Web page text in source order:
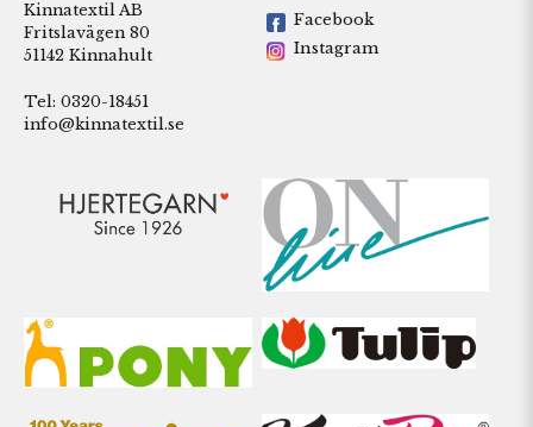
Kinnatextil AB
Fritslavägen 80
51142 Kinnahult
Tel: 0320-18451
info@kinnatextil.se
Facebook
Instagram